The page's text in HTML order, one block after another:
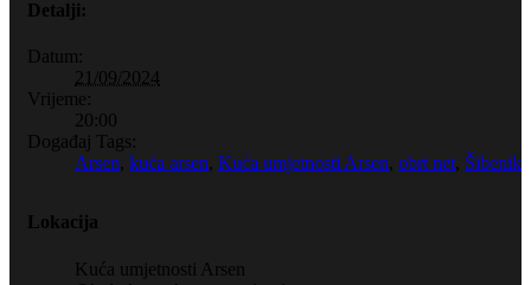
Detalji:
Datum:
21/09/2024
Vrijeme:
20:00
Događaj Tags:
Arsen, kuća arsen, Kuća umjetnosti Arsen, obrt net, Šibenik
Lokacija
Kuća umjetnosti Arsen